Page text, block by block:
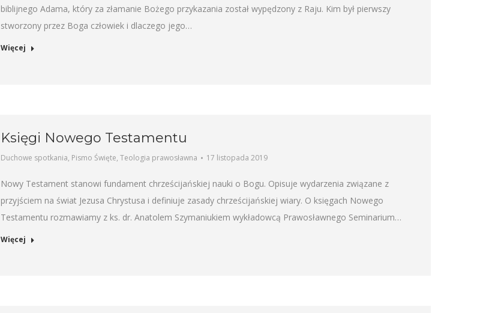
biblijnego Adama, który za złamanie Bożego przykazania został wypędzony z Raju. Kim był pierwszy
stworzony przez Boga człowiek i dlaczego jego…
Więcej
Księgi Nowego Testamentu
Duchowe spotkania, Pismo Święte, Teologia prawosławna 17 listopada 2019
Nowy Testament stanowi fundament chrześcijańskiej nauki o Bogu. Opisuje wydarzenia związane z
przyjściem na świat Jezusa Chrystusa i definiuje zasady chrześcijańskiej wiary. O księgach Nowego
Testamentu rozmawiamy z ks. dr. Anatolem Szymaniukiem wykładowcą Prawosławnego Seminarium…
Więcej